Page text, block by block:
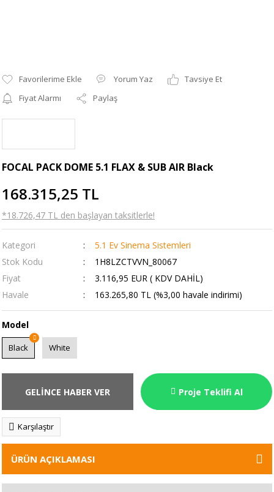
Yorum Yaz
Tavsiye Et
Fiyat Alarmı
Paylaş
FOCAL PACK DOME 5.1 FLAX & SUB AIR Black
168.315,25 TL
*18.726,47 TL den başlayan taksitlerle!
Kategori
5.1 Ev Sinema Sistemleri
Stok Kodu
1H8LZCTVVN_80067
Fiyat
3.116,95 EUR ( KDV DAHİL)
Havale
163.265,80 TL (%3,00 havale indirimi)
Model
Black White
GELİNCE HABER VER Proje Teklifi Al
Karşılaştır
ÜRÜN AÇIKLAMASI